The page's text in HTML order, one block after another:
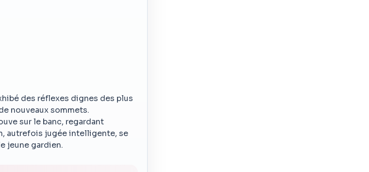
des réflexes dignes des plus
nouveaux sommets.
sur le banc, regardant
autrefois jugée intelligente, se
jeune gardien.